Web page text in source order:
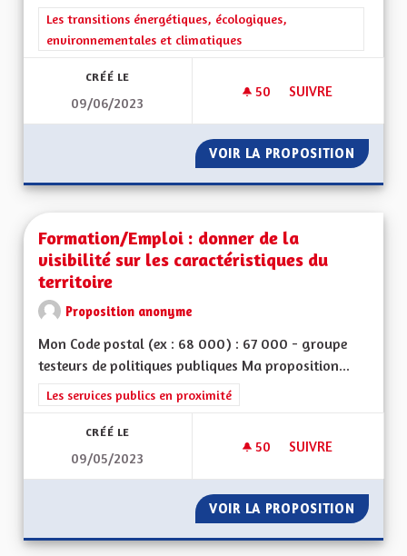
Filtrer les résultats de la catégorie : Les transitions
Les transitions énergétiques, écologiques,
environnementales et climatiques
CRÉÉ LE
09/06/2023
50 50 ABONNÉS
SUIVRE
VOIR LA PROPOSITION FOUR
Formation/Emploi : donner de la
visibilité sur les caractéristiques du
territoire
Proposition anonyme
Mon Code postal (ex : 68 000) : 67 000 - groupe
testeurs de politiques publiques Ma proposition...
Filtrer les résultats de la catégorie : Les services publics en
Les services publics en proximité
CRÉÉ LE
09/05/2023
50 50 ABONNÉS
SUIVRE
VOIR LA PROPOSITION